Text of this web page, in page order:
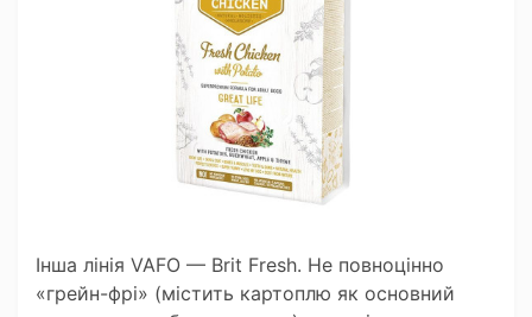
Інша лінія VAFO — Brit Fresh. Не повноцінно
«грейн-фрі» (містить картоплю як основний